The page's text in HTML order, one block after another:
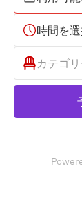
時間を
カテゴ